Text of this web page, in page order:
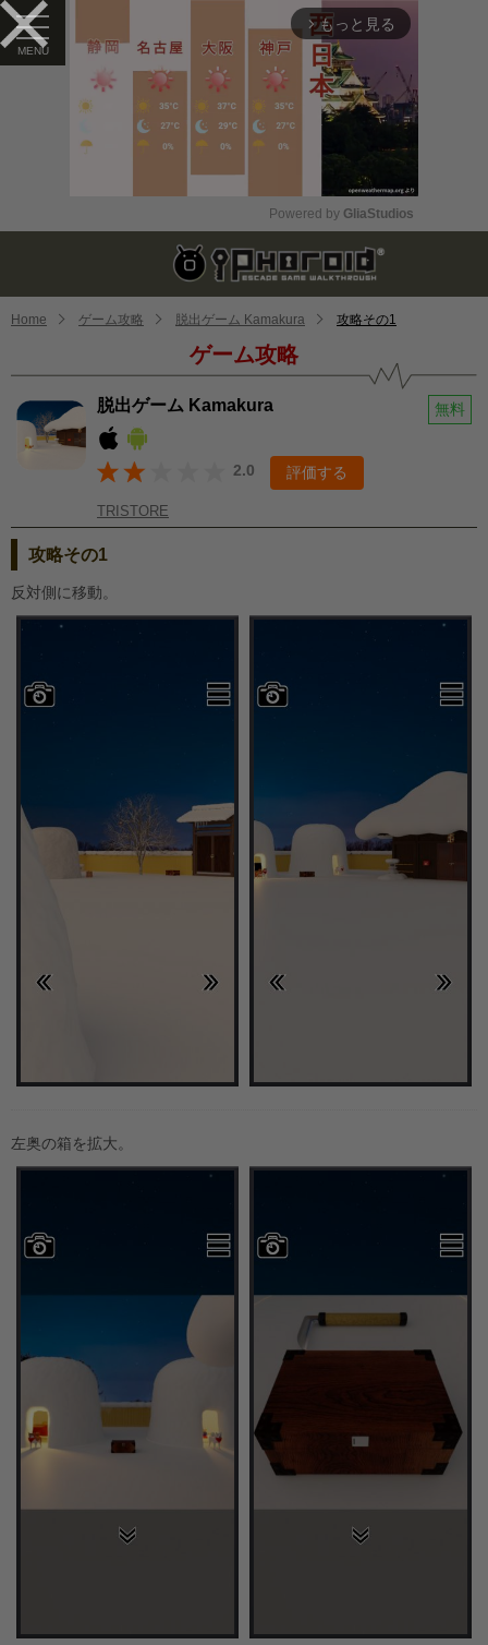
arrow_forward_ios もっと見る
Mute
Powered by GliaStudios
Home ゲーム攻略 脱出ゲーム Kamakura 攻略その1
ゲーム攻略
脱出ゲーム Kamakura 無料
2.0 評価する
TRISTORE
攻略その1
反対側に移動。
左奥の箱を拡大。